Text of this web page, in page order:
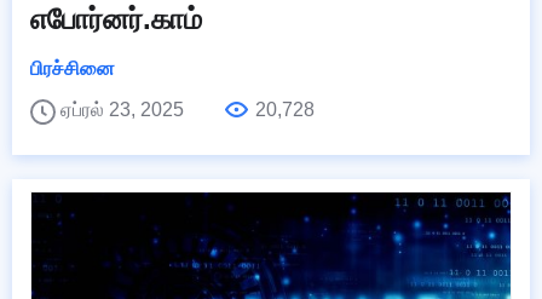
எபோர்னர்.காம்
பிரச்சினை
ஏப்ரல் 23, 2025
20,728